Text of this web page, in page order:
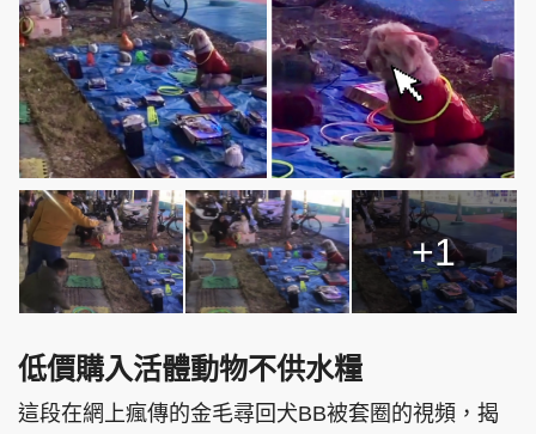
+1
低價購入活體動物不供水糧
這段在網上瘋傳的金毛尋回犬BB被套圈的視頻，揭